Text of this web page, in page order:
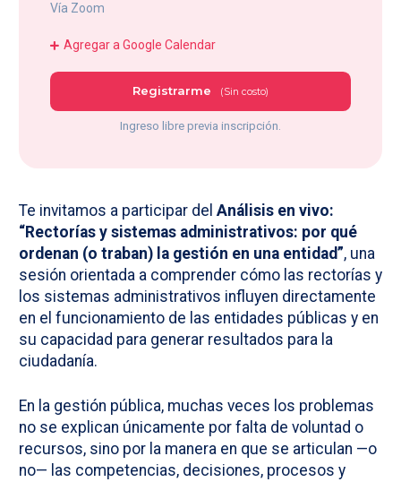
Vía Zoom
Agregar a Google Calendar
Registrarme (Sin costo)
Ingreso libre previa inscripción.
Te invitamos a participar del Análisis en vivo:
“Rectorías y sistemas administrativos: por qué
ordenan (o traban) la gestión en una entidad”, una
sesión orientada a comprender cómo las rectorías y
los sistemas administrativos influyen directamente
en el funcionamiento de las entidades públicas y en
su capacidad para generar resultados para la
ciudadanía.
En la gestión pública, muchas veces los problemas
no se explican únicamente por falta de voluntad o
recursos, sino por la manera en que se articulan —o
no— las competencias, decisiones, procesos y